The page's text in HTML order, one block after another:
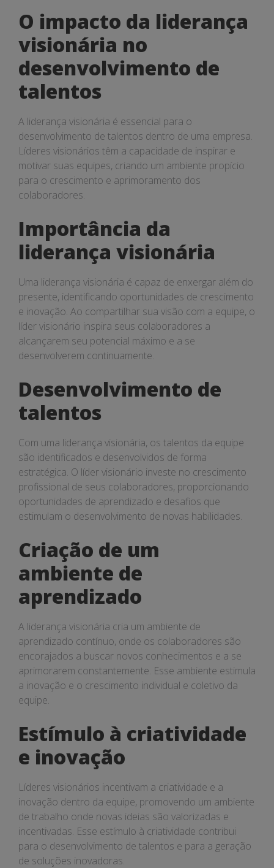
talentos
O impacto da liderança
visionária no
desenvolvimento de
talentos
A liderança visionária é essencial para o
desenvolvimento de talentos dentro de uma empresa.
Líderes visionários têm a capacidade de inspirar e
motivar suas equipes, criando um ambiente propício
para o crescimento e aprimoramento dos
colaboradores.
Importância da
liderança visionária
Uma liderança visionária é capaz de enxergar além do
presente, identificando oportunidades de crescimento
e inovação. Ao compartilhar sua visão com a equipe, o
líder visionário inspira seus colaboradores a
alcançarem seu potencial máximo e a se
desenvolverem continuamente.
Desenvolvimento de
talentos
Com uma liderança visionária, os talentos da equipe
são identificados e desenvolvidos de forma
estratégica. O líder visionário investe no crescimento
profissional de seus colaboradores, proporcionando
oportunidades de aprendizado e desafios que
estimulam o desenvolvimento de novas habilidades.
Criação de um
ambiente de
aprendizado
A liderança visionária cria um ambiente de
aprendizado contínuo, onde os colaboradores são
encorajados a buscar novos conhecimentos e a se
aprimorarem constantemente. Esse ambiente estimula
a inovação e o crescimento individual e coletivo da
equipe.
Estímulo à criatividade
e inovação
Líderes visionários incentivam a criatividade e a
inovação dentro da equipe, promovendo um ambiente
de trabalho onde novas ideias são valorizadas e
incentivadas. Esse estímulo à criatividade contribui
para o desenvolvimento de talentos e para a geração
de soluções inovadoras.